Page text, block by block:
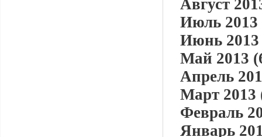
Август
Июль 2013
Июнь 2013
Май 2013
Апрель
Март 2013
Февраль
Январь